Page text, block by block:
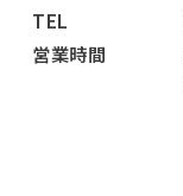
TEL
営業時間